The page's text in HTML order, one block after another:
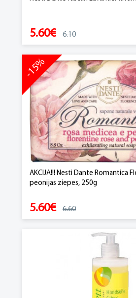
5.60€ 6.10
AKCIJA!!! Nesti Dante Romantica
peonijas ziepes, 250g
-15%
5.60€ 6.60